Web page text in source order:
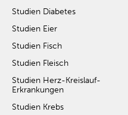
Studien Diabetes
Studien Eier
Studien Fisch
Studien Fleisch
Studien Herz-Kreislauf-
Erkrankungen
Studien Krebs